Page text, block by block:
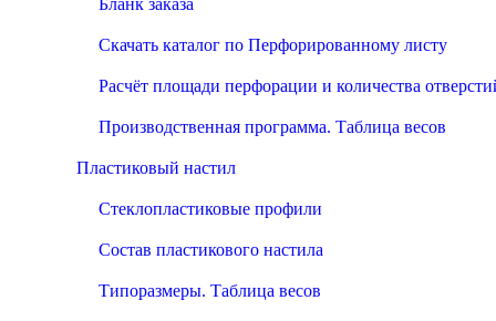
Бланк заказа
Скачать каталог по Перфорированному листу
Расчёт площади перфорации и количества
Производственная программа. Таблица весов
Пластиковый настил
Стеклопластиковые профили
Состав пластикового настила
Типоразмеры. Таблица весов